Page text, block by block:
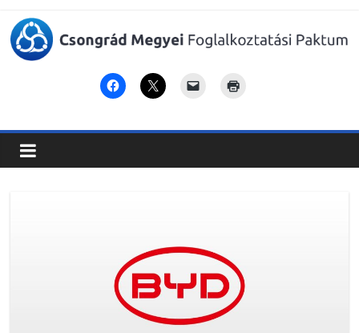
Csongrád
Megyei
Foglalkoztatási